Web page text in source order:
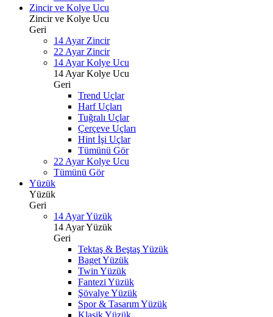
Zincir ve Kolye Ucu
Zincir ve Kolye Ucu
Geri
14 Ayar Zincir
22 Ayar Zincir
14 Ayar Kolye Ucu
14 Ayar Kolye Ucu
Geri
Trend Uçlar
Harf Uçları
Tuğralı Uçlar
Çerçeve Uçları
Hint İşi Uçlar
Tümünü Gör
22 Ayar Kolye Ucu
Tümünü Gör
Yüzük
Yüzük
Geri
14 Ayar Yüzük
14 Ayar Yüzük
Geri
Tektaş & Beştaş Yüzük
Baget Yüzük
Twin Yüzük
Fantezi Yüzük
Şövalye Yüzük
Spor & Tasarım Yüzük
Klasik Yüzük